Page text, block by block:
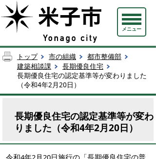
メニュー
トップ 市の組織
都市整備部
建築相談課
長期優良住宅
長期優良住宅の認定基準等が変わりました
（令和4年2月20日）
長期優良住宅の認定基準等が変わ
りました（令和4年2月20日）
令和4年2月20日施行の「長期優良住宅の普